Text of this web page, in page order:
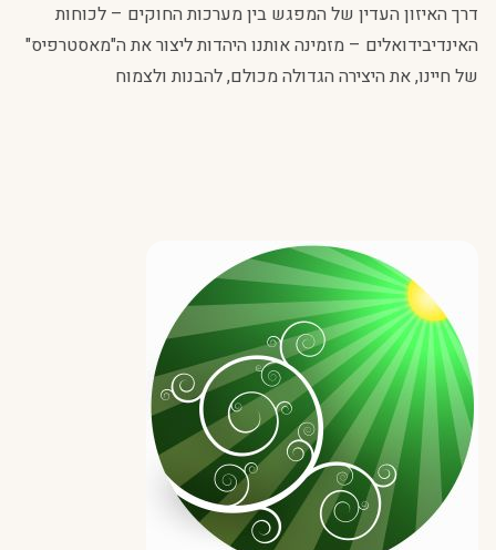
דרך האיזון העדין של המפגש בין מערכות החוקים – לכוחות
האינדיבידואלים – מזמינה אותנו היהדות ליצור את ה"מאסטרפיס"
של חיינו, את היצירה הגדולה מכולם, להבנות ולצמוח